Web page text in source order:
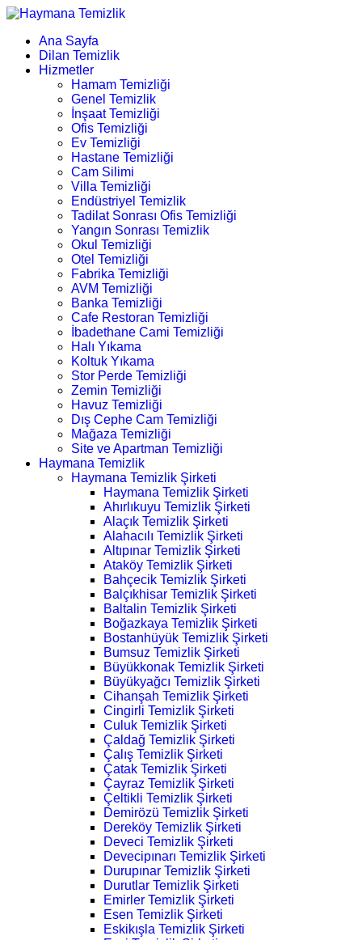
Ana Sayfa
Dilan Temizlik
Hizmetler
Hamam Temizliği
Genel Temizlik
İnşaat Temizliği
Ofis Temizliği
Ev Temizliği
Hastane Temizliği
Cam Silimi
Villa Temizliği
Endüstriyel Temizlik
Tadilat Sonrası Ofis Temizliği
Yangın Sonrası Temizlik
Okul Temizliği
Otel Temizliği
Fabrika Temizliği
AVM Temizliği
Banka Temizliği
Cafe Restoran Temizliği
İbadethane Cami Temizliği
Halı Yıkama
Koltuk Yıkama
Stor Perde Temizliği
Zemin Temizliği
Havuz Temizliği
Dış Cephe Cam Temizliği
Mağaza Temizliği
Site ve Apartman Temizliği
Haymana Temizlik
Haymana Temizlik Şirketi
Haymana Temizlik Şirketi
Ahırlıkuyu Temizlik Şirketi
Alaçık Temizlik Şirketi
Alahacılı Temizlik Şirketi
Altıpınar Temizlik Şirketi
Ataköy Temizlik Şirketi
Bahçecik Temizlik Şirketi
Balçıkhisar Temizlik Şirketi
Baltalin Temizlik Şirketi
Boğazkaya Temizlik Şirketi
Bostanhüyük Temizlik Şirketi
Bumsuz Temizlik Şirketi
Büyükkonak Temizlik Şirketi
Büyükyağcı Temizlik Şirketi
Cihanşah Temizlik Şirketi
Cingirli Temizlik Şirketi
Culuk Temizlik Şirketi
Çaldağ Temizlik Şirketi
Çalış Temizlik Şirketi
Çatak Temizlik Şirketi
Çayraz Temizlik Şirketi
Çeltikli Temizlik Şirketi
Demirözü Temizlik Şirketi
Dereköy Temizlik Şirketi
Deveci Temizlik Şirketi
Devecipınarı Temizlik Şirketi
Durupınar Temizlik Şirketi
Durutlar Temizlik Şirketi
Emirler Temizlik Şirketi
Esen Temizlik Şirketi
Eskikışla Temizlik Şirketi